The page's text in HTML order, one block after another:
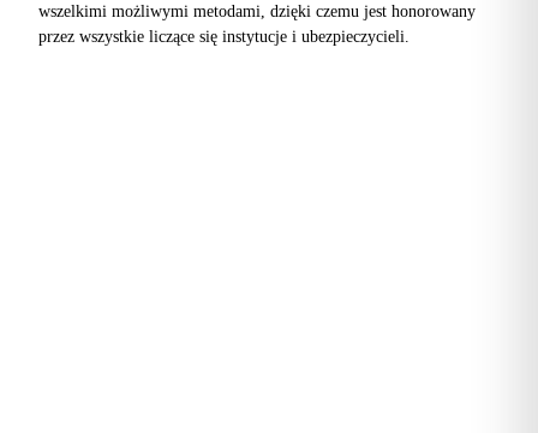
wszelkimi możliwymi metodami, dzięki czemu jest honorowany
przez wszystkie liczące się instytucje i ubezpieczycieli.